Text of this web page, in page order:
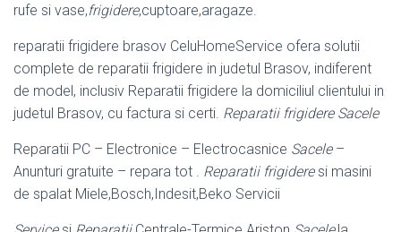
rufe si vase,frigidere,cuptoare,aragaze.
reparatii frigidere brasov CeluHomeService ofera solutii
complete de reparatii frigidere in judetul Brasov, indiferent
de model, inclusiv Reparatii frigidere la domiciliul clientului in
judetul Brasov, cu factura si certi. Reparatii frigidere Sacele
Reparatii PC – Electronice – Electrocasnice Sacele–
Anunturi gratuite – repara tot . Reparatii frigideresi masini
de spalat Miele,Bosch,Indesit,Beko Servicii